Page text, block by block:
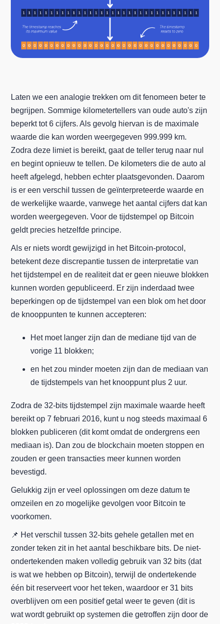
Laten we een analogie trekken om dit fenomeen beter te
begrijpen. Sommige kilometertellers van oude auto's zijn
beperkt tot 6 cijfers. Als gevolg hiervan is de maximale
waarde die kan worden weergegeven 999.999 km.
Zodra deze limiet is bereikt, gaat de teller terug naar nul
en begint opnieuw te tellen. De kilometers die de auto al
heeft afgelegd, hebben echter plaatsgevonden. Daarom
is er een verschil tussen de geïnterpreteerde waarde en
de werkelijke waarde, vanwege het aantal cijfers dat kan
worden weergegeven. Voor de tijdstempel op Bitcoin
geldt precies hetzelfde principe.
Als er niets wordt gewijzigd in het Bitcoin-protocol,
betekent deze discrepantie tussen de interpretatie van
het tijdstempel en de realiteit dat er geen nieuwe blokken
kunnen worden gepubliceerd. Er zijn inderdaad twee
beperkingen op de tijdstempel van een blok om het door
de knooppunten te kunnen accepteren:
Het moet langer zijn dan de mediane tijd van de
vorige 11 blokken;
en het zou minder moeten zijn dan de mediaan van
de tijdstempels van het knooppunt plus 2 uur.
Zodra de 32-bits tijdstempel zijn maximale waarde heeft
bereikt op 7 februari 2016, kunt u nog steeds maximaal 6
blokken publiceren (dit komt omdat de ondergrens een
mediaan is). Dan zou de blockchain moeten stoppen en
zouden er geen transacties meer kunnen worden
bevestigd.
Gelukkig zijn er veel oplossingen om deze datum te
omzeilen en zo mogelijke gevolgen voor Bitcoin te
voorkomen.
📌 Het verschil tussen 32-bits gehele getallen met en
zonder teken zit in het aantal beschikbare bits. De niet-
ondertekenden maken volledig gebruik van 32 bits (dat
is wat we hebben op Bitcoin), terwijl de ondertekende
één bit reserveert voor het teken, waardoor er 31 bits
overblijven om een positief getal weer te geven (dit is
wat wordt gebruikt op systemen die getroffen zijn door de